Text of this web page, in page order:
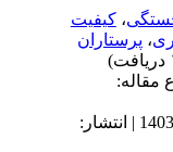
،کیفیت
،پرستاران
دریافت: 1403/3/17 | پذیرش: 1403/5/27 | انتشار: